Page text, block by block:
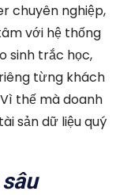
chuyên nghiệp,
với hệ thống
sinh trắc học,
từng khách
thế mà doanh
sản dữ liệu quý